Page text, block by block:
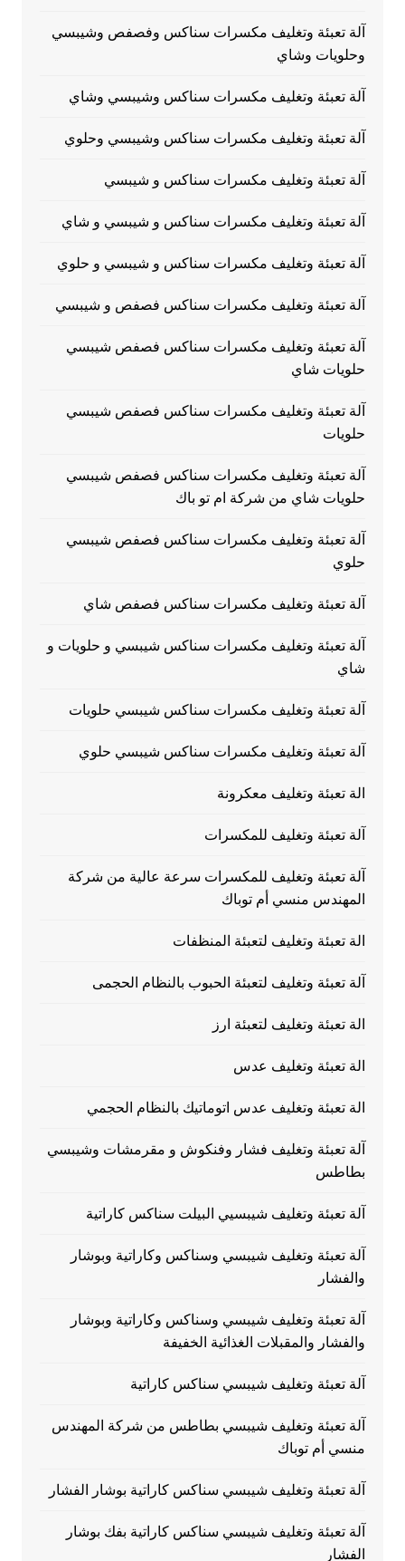
آلة تعبئة وتغليف مكسرات سناكس وفصفص وشيبسي
وحلويات وشاي
آلة تعبئة وتغليف مكسرات سناكس وشيبسي وشاي
آلة تعبئة وتغليف مكسرات سناكس وشيبسي وحلوي
آلة تعبئة وتغليف مكسرات سناكس و شيبسي
آلة تعبئة وتغليف مكسرات سناكس و شيبسي و شاي
آلة تعبئة وتغليف مكسرات سناكس و شيبسي و حلوي
آلة تعبئة وتغليف مكسرات سناكس فصفص و شيبسي
آلة تعبئة وتغليف مكسرات سناكس فصفص شيبسي
حلويات شاي
آلة تعبئة وتغليف مكسرات سناكس فصفص شيبسي
حلويات
آلة تعبئة وتغليف مكسرات سناكس فصفص شيبسي
حلويات شاي من شركة ام تو باك
آلة تعبئة وتغليف مكسرات سناكس فصفص شيبسي
حلوي
آلة تعبئة وتغليف مكسرات سناكس فصفص شاي
آلة تعبئة وتغليف مكسرات سناكس شيبسي و حلويات و
شاي
آلة تعبئة وتغليف مكسرات سناكس شيبسي حلويات
آلة تعبئة وتغليف مكسرات سناكس شيبسي حلوي
الة تعبئة وتغليف معكرونة
آلة تعبئة وتغليف للمكسرات
آلة تعبئة وتغليف للمكسرات سرعة عالية من شركة
المهندس منسي أم توباك
الة تعبئة وتغليف لتعبئة المنظفات
آلة تعبئة وتغليف لتعبئة الحبوب بالنظام الحجمى
الة تعبئة وتغليف لتعبئة ارز
الة تعبئة وتغليف عدس
الة تعبئة وتغليف عدس اتوماتيك بالنظام الحجمي
آلة تعبئة وتغليف فشار وفنكوش و مقرمشات وشيبسي
بطاطس
آلة تعبئة وتغليف شيبسيي البيلت سناكس كاراتية
آلة تعبئة وتغليف شيبسي وسناكس وكاراتية وبوشار
والفشار
آلة تعبئة وتغليف شيبسي وسناكس وكاراتية وبوشار
والفشار والمقبلات الغذائية الخفيفة
آلة تعبئة وتغليف شيبسي سناكس كاراتية
آلة تعبئة وتغليف شيبسي بطاطس من شركة المهندس
منسي أم توباك
آلة تعبئة وتغليف شيبسي سناكس كاراتية بوشار الفشار
آلة تعبئة وتغليف شيبسي سناكس كاراتية بفك بوشار
الفشار